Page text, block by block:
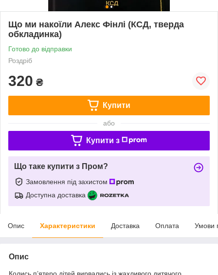
Що ми накоїли Алекс Фінлі (КСД, тверда
обкладинка)
Готово до відправки
Роздріб
320 ₴
Купити
або
Купити з
Що таке купити з Пром?
Замовлення під захистом
Доступна доставка
Опис Характеристики Доставка Оплата Умови
Опис
Колись п’ятеро дітей вирвались із жахливого дитячого